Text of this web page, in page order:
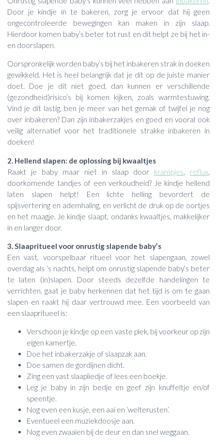
Door je kindje in te bakeren, zorg je ervoor dat hij geen
ongecontroleerde bewegingen kan maken in zijn slaap.
Hierdoor komen baby’s beter tot rust en dit helpt ze bij het in-
en doorslapen.
Oorspronkelijk worden baby’s bij het inbakeren strak in doeken
gewikkeld. Het is heel belangrijk dat je dit op de juiste manier
doet. Doe je dit niet goed, dan kunnen er verschillende
(gezondheid)risico’s bij komen kijken, zoals warmtestuwing.
Vind je dit lastig, ben je meer van het gemak of twijfel je nog
over inbakeren? Dan zijn inbakerzakjes en goed en vooral ook
veilig alternatief voor het traditionele strakke inbakeren in
doeken!
2. Hellend slapen: de oplossing bij kwaaltjes
Raakt je baby maar niet in slaap door krampjes reflux
doorkomende tandjes of een verkoudheid? Je kindje hellend
laten slapen helpt! Een lichte helling bevordert de
spijsvertering en ademhaling, en verlicht de druk op de oortjes
en het maagje. Je kindje slaapt, ondanks kwaaltjes, makkelijker
in en langer door.
3. Slaapritueel voor onrustig slapende baby’s
Een vast, voorspelbaar ritueel voor het slapengaan, zowel
overdag als ‘s nachts, helpt om onrustig slapende baby’s beter
te laten (in)slapen. Door steeds dezelfde handelingen te
verrichten, gaat je baby herkennen dat het tijd is om te gaan
slapen en raakt hij daar vertrouwd mee. Een voorbeeld van
een slaapritueel is:
Verschoon je kindje op een vaste plek, bij voorkeur op zijn
eigen kamertje.
Doe het inbakerzakje of slaapzak aan.
Doe samen de gordijnen dicht.
Zing een vast slaapliedje of lees een boekje.
Leg je baby in zijn bedje en geef zijn knuffeltje en/of
speentje.
Nog even een kusje, een aai en ‘welterusten’.
Eventueel een muziekdoosje aan.
Nog even zwaaien bij de deur en dan snel weggaan.